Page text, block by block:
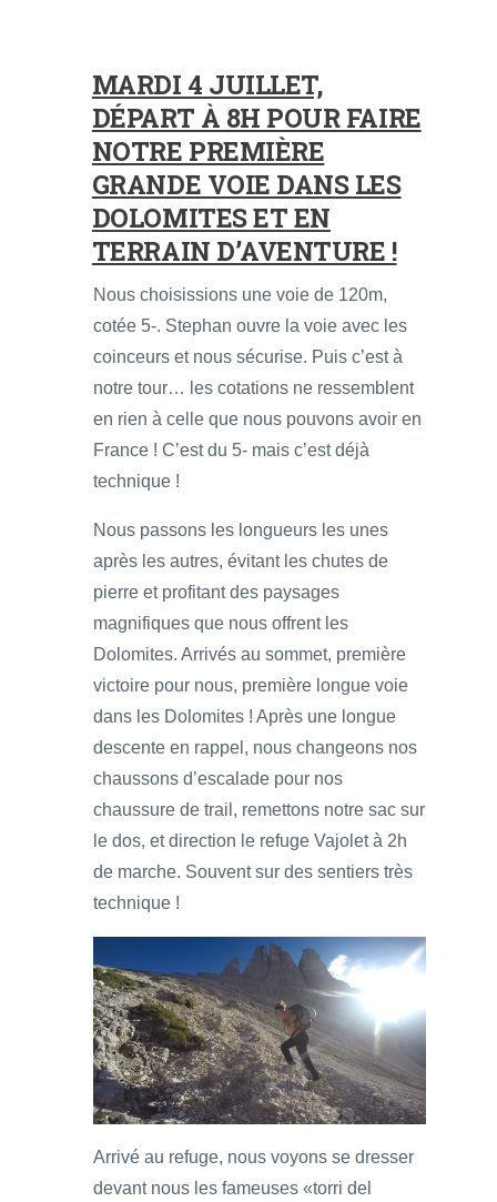
MARDI 4 JUILLET,
DÉPART À 8H POUR FAIRE
NOTRE PREMIÈRE
GRANDE VOIE DANS LES
DOLOMITES ET EN
TERRAIN D’AVENTURE !
Nous choisissions une voie de 120m,
cotée 5-. Stephan ouvre la voie avec les
coinceurs et nous sécurise. Puis c’est à
notre tour… les cotations ne ressemblent
en rien à celle que nous pouvons avoir en
France ! C’est du 5- mais c’est déjà
technique !
Nous passons les longueurs les unes
après les autres, évitant les chutes de
pierre et profitant des paysages
magnifiques que nous offrent les
Dolomites. Arrivés au sommet, première
victoire pour nous, première longue voie
dans les Dolomites ! Après une longue
descente en rappel, nous changeons nos
chaussons d’escalade pour nos
chaussure de trail, remettons notre sac sur
le dos, et direction le refuge Vajolet à 2h
de marche. Souvent sur des sentiers très
technique !
Arrivé au refuge, nous voyons se dresser
devant nous les fameuses «torri del